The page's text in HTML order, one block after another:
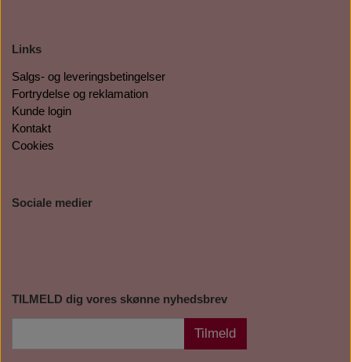
Links
Salgs- og leveringsbetingelser
Fortrydelse og reklamation
Kunde login
Kontakt
Cookies
Sociale medier
TILMELD dig vores skønne nyhedsbrev
Tilmeld